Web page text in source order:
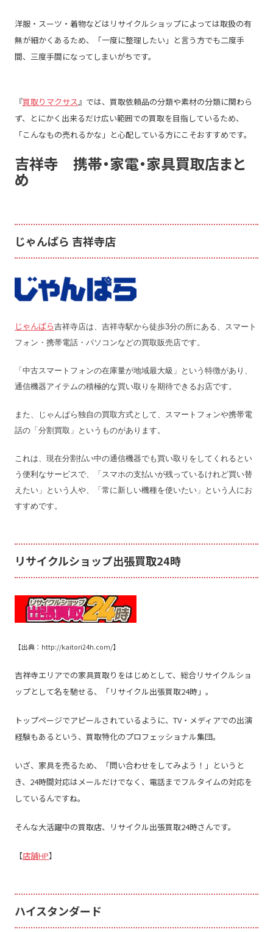
洋服・スーツ・着物などはリサイクルショップによっては取扱の有
無が細かくあるため、「一度に整理したい」と言う方でも二度手
間、三度手間になってしまいがちです。
『買取りマクサス』では、買取依頼品の分類や素材の分類に関わら
ず、
とにかく出来るだけ広い範囲での買取を目指しているため、
「こんなもの売れるかな」と心配している方にこそおすすめです。
吉祥寺 携帯・家電・家具買取店まと
め
じゃんぱら 吉祥寺店
じゃんぱら吉祥寺店は、吉祥寺駅から徒歩3分の所にある、スマート
フォン・携帯電話・パソコンなどの買取販売店です。
「中古スマートフォンの在庫量が地域最大級」という特徴があり、
通信機器アイテムの積極的な買い取りを期待できるお店です。
また、じゃんぱら独自の買取方式として、スマートフォンや携帯電
話の「分割買取」というものがあります。
これは、現在分割払い中の通信機器でも買い取りをしてくれるとい
う便利なサービスで、「スマホの支払いが残っているけれど買い替
えたい」という人や、「常に新しい機種を使いたい」という人にお
すすめです。
リサイクルショップ出張買取24時
【出典： http://kaitori24h.com/】
吉祥寺エリアでの家具買取りをはじめとして、総合リサイクルショ
ップとして名を馳せる、「リサイクル出張買取24時」。
トップページでアピールされているように、 TV・メディアでの出演
経験もあるという、買取特化のプロフェッショナル集団。
いざ、家具を売るため、「問い合わせをしてみよう！」というと
き、 24時間対応はメールだけでなく、電話までフルタイムの対応を
しているんですね。
そんな大活躍中の買取店、リサイクル出張買取24時さんです。
【店舗HP】
ハイスタンダード